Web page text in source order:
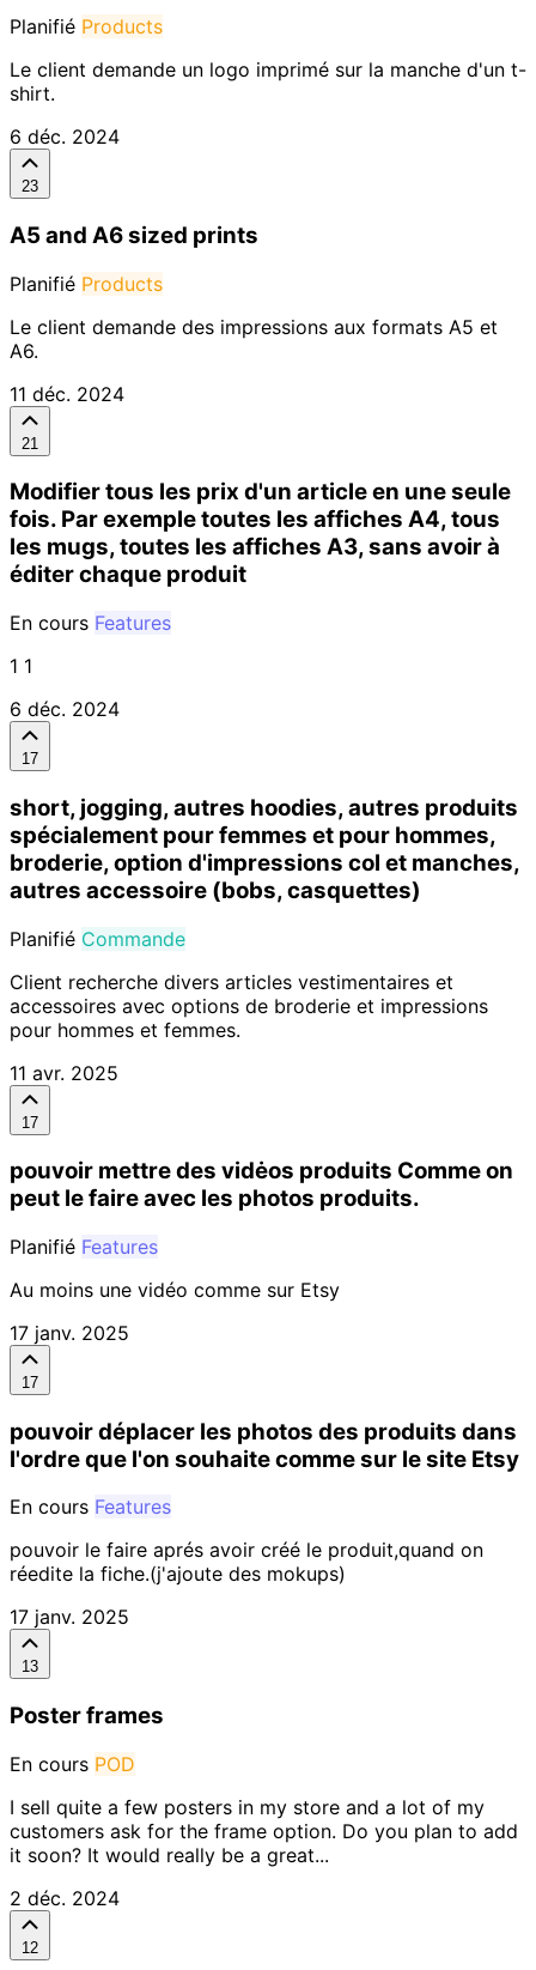
Planifié Products
Le client demande un logo imprimé sur la manche d'un t-
shirt.
6 déc. 2024
23
A5 and A6 sized prints
Planifié Products
Le client demande des impressions aux formats A5 et
A6.
11 déc. 2024
21
Modifier tous les prix d'un article en une seule
fois. Par exemple toutes les affiches A4, tous
les mugs, toutes les affiches A3, sans avoir à
éditer chaque produit
En cours Features
1 1
6 déc. 2024
17
short, jogging, autres hoodies, autres produits
spécialement pour femmes et pour hommes,
broderie, option d'impressions col et manches,
autres accessoire (bobs, casquettes)
Planifié Commande
Client recherche divers articles vestimentaires et
accessoires avec options de broderie et impressions
pour hommes et femmes.
11 avr. 2025
17
pouvoir mettre des vidėos produits Comme on
peut le faire avec les photos produits.
Planifié Features
Au moins une vidéo comme sur Etsy
17 janv. 2025
17
pouvoir déplacer les photos des produits dans
l'ordre que l'on souhaite comme sur le site Etsy
En cours Features
pouvoir le faire aprés avoir créé le produit,quand on
réedite la fiche.(j'ajoute des mokups)
17 janv. 2025
13
Poster frames
En cours POD
I sell quite a few posters in my store and a lot of my
customers ask for the frame option. Do you plan to add
it soon? It would really be a great...
2 déc. 2024
12